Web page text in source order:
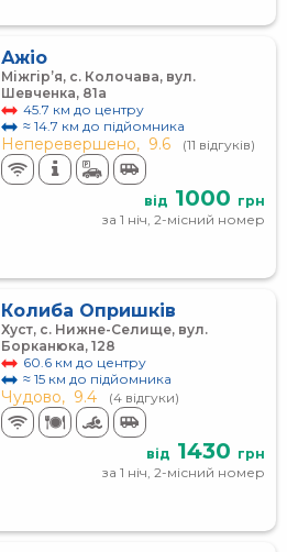
Ажіо
Міжгір’я, с. Колочава, вул.
Шевченка, 81а
45.7 км до центру
≈ 14.7 км до підйомника
Неперевершено, 9.6 (11 відгуків)
від 1000 грн
за 1 ніч, 2-місний номер
Колиба Опришків
Хуст, с. Нижне-Селище, вул.
Борканюка, 128
60.6 км до центру
≈ 15 км до підйомника
Чудово, 9.4 (4 відгуки)
від 1430 грн
за 1 ніч, 2-місний номер